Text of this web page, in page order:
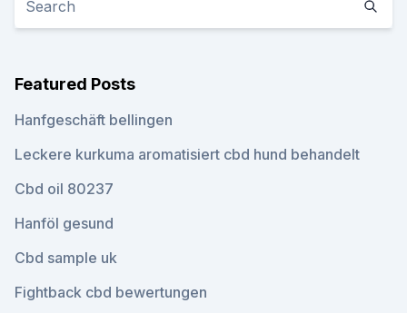
Featured Posts
Hanfgeschäft bellingen
Leckere kurkuma aromatisiert cbd hund behandelt
Cbd oil 80237
Hanföl gesund
Cbd sample uk
Fightback cbd bewertungen